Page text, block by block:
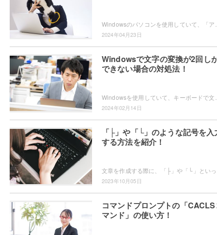
2024年04月23日
Windowsで文字の変換が2回し
できない場合の対処法！
2024年02月14日
「├」や「└」のような記号を入
する方法を紹介！
2023年10月05日
コマンドプロンプトの「
マンド」の使い方！